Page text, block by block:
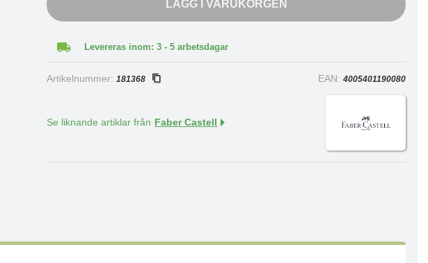
LÄGG I VARUKORGEN
Levereras inom: 3 - 5 arbetsdagar
Artikelnummer:181368 EAN: 4005401190080
Se liknande artiklar från Faber Castell